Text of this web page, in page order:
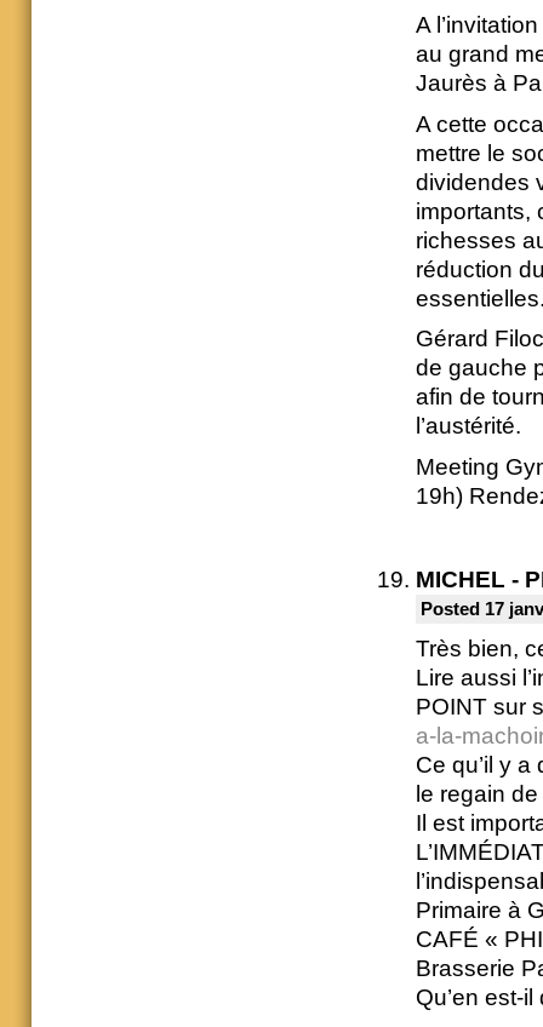
A
au grand
Jaurès à
A cette
mettre le
dividendes
importants,
richesses
réduction
Gérard
de gauche
afin de
l’austérité.
Meeting
19h)
MICHEL -
Posted 17
Très bien,
Lire aussi
POINT sur
a-la-
Ce qu’il y
le regain
Il est
Primaire à
CAFÉ «
Brasserie
Qu’en est-